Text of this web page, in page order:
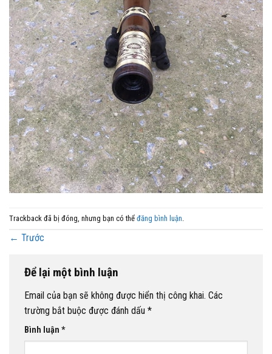
Trackback đã bị đóng, nhưng bạn có thể đăng bình luận
← Trước
Để lại một bình luận
Email của bạn sẽ không được hiển thị công khai. Các
trường bắt buộc được đánh dấu *
Bình luận *